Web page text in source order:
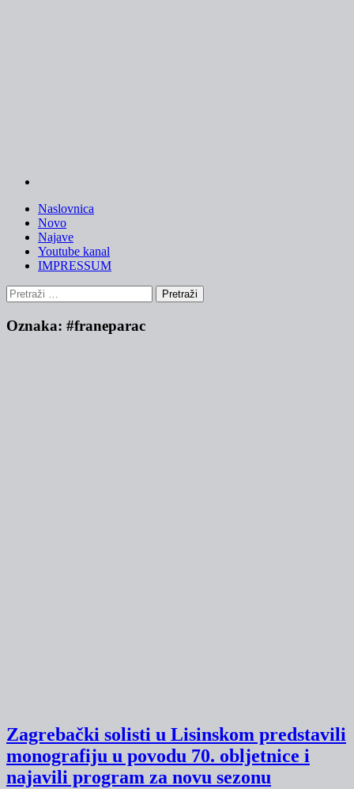
Naslovnica
Novo
Najave
Youtube kanal
IMPRESSUM
Pretraži:
Oznaka: #franeparac
Zagrebački solisti u Lisinskom predstavili
monografiju u povodu 70. obljetnice i
najavili program za novu sezonu